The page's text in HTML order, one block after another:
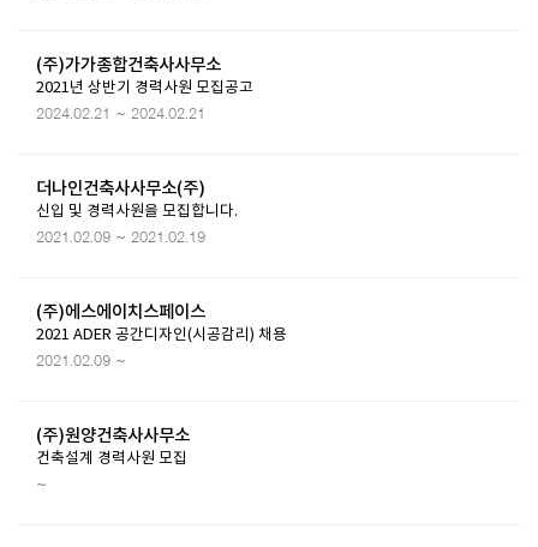
(주)가가종합건축사사무소
2021년 상반기 경력사원 모집공고
2024.02.21 ~ 2024.02.21
더나인건축사사무소(주)
신입 및 경력사원을 모집합니다.
2021.02.09 ~ 2021.02.19
(주)에스에이치스페이스
2021 ADER 공간디자인(시공감리) 채용
2021.02.09 ~
(주)원양건축사사무소
건축설계 경력사원 모집
~